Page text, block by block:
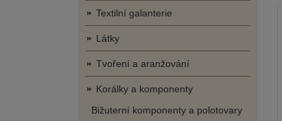
Textilní galanterie
Látky
Tvoření a aranžování
Korálky a komponenty
Bižuterní komponenty a polotovary